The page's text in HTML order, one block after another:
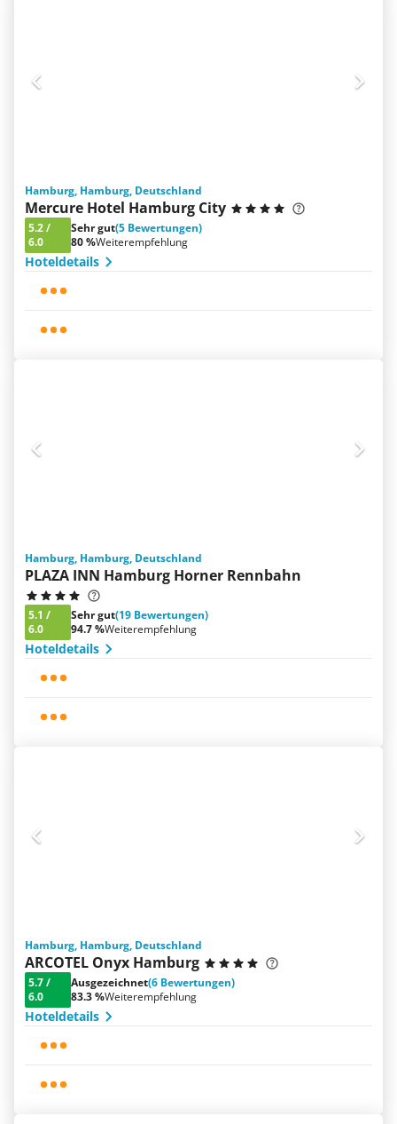
Hamburg, Hamburg, Deutschland
Mercure Hotel Hamburg City
5.2/
6.0
Sehr gut(5 Bewertungen)
80 %Weiterempfehlung
Hoteldetails
Hamburg, Hamburg, Deutschland
PLAZA INN Hamburg Horner Rennbahn
5.1 /
6.0
Sehr gut(19 Bewertungen)
94.7 %Weiterempfehlung
Hoteldetails
Hamburg, Hamburg, Deutschland
ARCOTEL Onyx Hamburg
5.7/
6.0
Ausgezeichnet(6 Bewertungen)
83.3 %Weiterempfehlung
Hoteldetails